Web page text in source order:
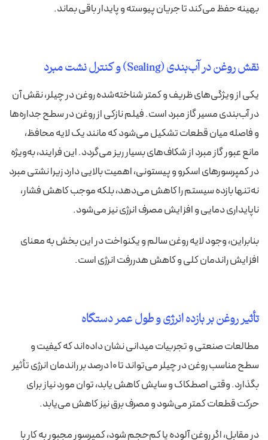
بهینه حفظ می‌کند تا جریان پیوسته و پایدار باقی بماند.
نقش روغن در آب‌بندی (Sealing) و کنترل نشت مبرد
یکی از ویژگی‌های ظریف و کمتر شناخته‌شده روغن در چیلر، نقش آن
در آب‌بندی مسیر گاز مبرد است. فیلم نازکی از روغن در سطح جداره‌ها
و فاصله میان قطعات تشکیل می‌شود که مانند یک لایه محافظ،
مانع عبور گاز مبرد از شکاف‌های بسیار ریز می‌گردد. این فرایند، به‌ویژه
در کمپرسورهای اسکرو و پیستونی، اهمیت بالایی دارد زیرا نشتی مبرد
نه‌تنها بازده سیستم را کاهش می‌دهد، بلکه موجب کاهش فشار،
ناپایداری دمایی و افزایش مصرف انرژی نیز می‌شود.
بنابراین، وجود لایه روغن سالم و یکنواخت در این بخش به معنای
افزایش راندمان کلی و کاهش هدررفت انرژی است.
تأثیر روغن بر بازده انرژی و طول عمر دستگاه
مطالعات صنعتی و تجربیات میدانی نشان داده‌اند که کیفیت و
سطح مناسب روغن در چیلر می‌تواند تا ۱۰ درصد بر راندمان انرژی تأثیر
بگذارد. وقتی اصطکاک و سایش کاهش یابد، توان مورد نیاز برای
حرکت قطعات کمتر می‌شود و مصرف برق نیز کاهش می‌یابد.
در مقابل، اگر روغن آلوده یا کم‌حجم شود، کمپرسور مجبور به کار با